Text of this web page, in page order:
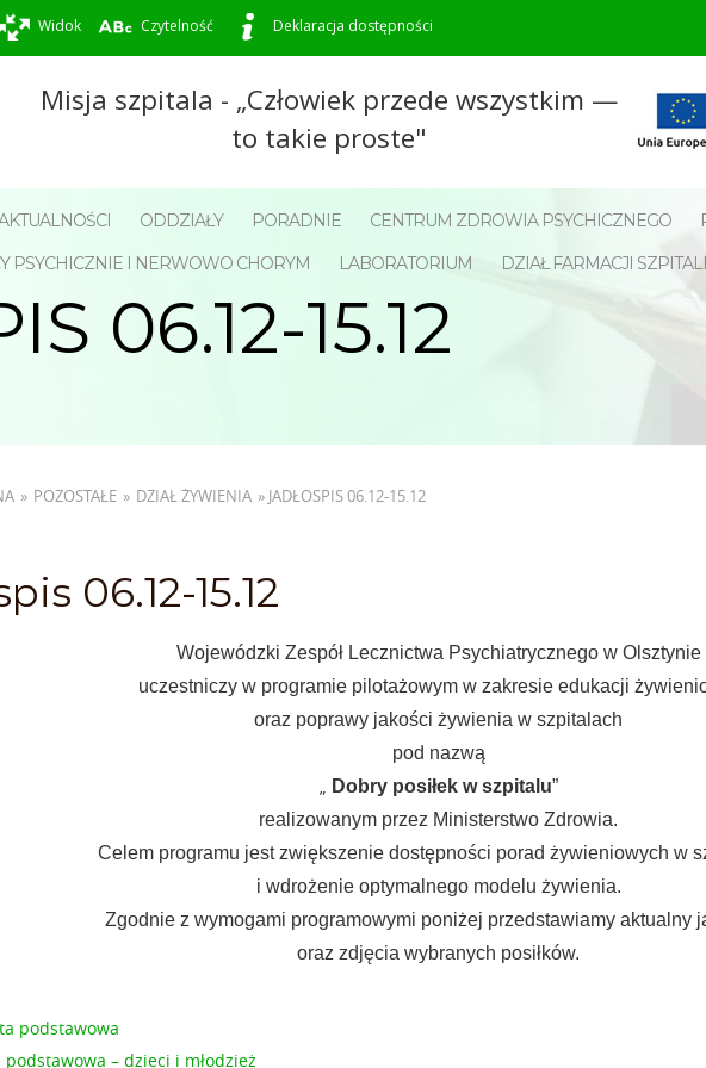
Widok Czytelność Deklaracja dostępności
Misja szpitala - „Człowiek przede wszystkim —
to takie proste"
ODDZIAŁY PORADNIE CENTRUM ZDROWIA PSYCHICZNEGO
PSYCHICZNIE I NERWOWO CHORYM
LABORATORIUM DZIAŁ FARMACJI
06.12-15.12
» POZOSTAŁE » DZIAŁ ŻYWIENIA » JADŁOSPIS 06.12-15.12
06.12-15.12
Wojewódzki Zespół Lecznictwa Psychiatrycznego w Olsztynie
uczestniczy w programie pilotażowym w zakresie edukacji
oraz poprawy jakości żywienia w szpitalach
pod nazwą
„ Dobry posiłek w szpitalu”
realizowanym przez Ministerstwo Zdrowia.
Celem programu jest zwiększenie dostępności porad żywieniowych w
i wdrożenie optymalnego modelu żywienia.
Zgodnie z wymogami programowymi poniżej przedstawiamy aktualny
oraz zdjęcia wybranych posiłków.
podstawowa
podstawowa – dzieci i młodzież